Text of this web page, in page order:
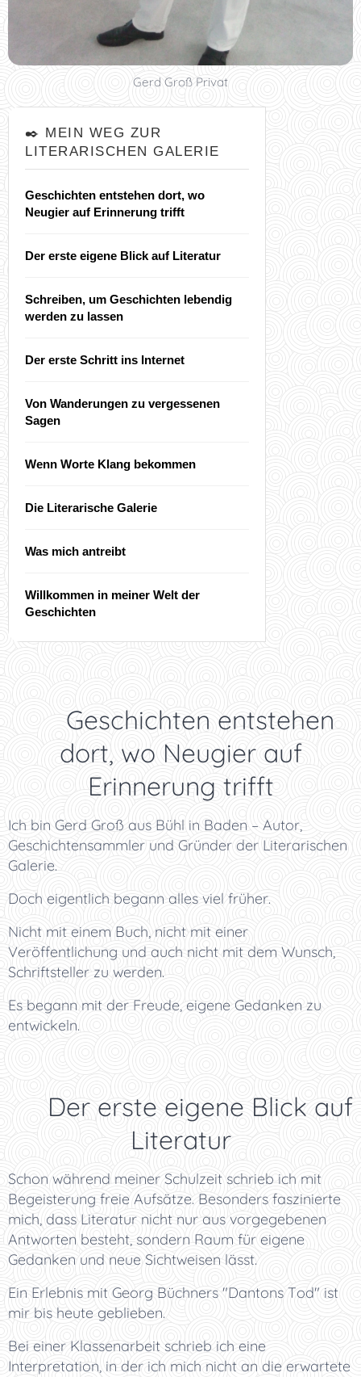
Gerd Groß Privat
✒️ MEIN WEG ZUR
LITERARISCHEN GALERIE
Geschichten entstehen dort, wo
Neugier auf Erinnerung trifft
Der erste eigene Blick auf Literatur
Schreiben, um Geschichten lebendig
werden zu lassen
Der erste Schritt ins Internet
Von Wanderungen zu vergessenen
Sagen
Wenn Worte Klang bekommen
Die Literarische Galerie
Was mich antreibt
Willkommen in meiner Welt der
Geschichten
🕯️ Geschichten entstehen
dort, wo Neugier auf
Erinnerung trifft
Ich bin Gerd Groß aus Bühl in Baden – Autor,
Geschichtensammler und Gründer der Literarischen
Galerie.
Doch eigentlich begann alles viel früher.
Nicht mit einem Buch, nicht mit einer
Veröffentlichung und auch nicht mit dem Wunsch,
Schriftsteller zu werden.
Es begann mit der Freude, eigene Gedanken zu
entwickeln.
👁️ Der erste eigene Blick auf
Literatur
Schon während meiner Schulzeit schrieb ich mit
Begeisterung freie Aufsätze. Besonders faszinierte
mich, dass Literatur nicht nur aus vorgegebenen
Antworten besteht, sondern Raum für eigene
Gedanken und neue Sichtweisen lässt.
Ein Erlebnis mit Georg Büchners "Dantons Tod" ist
mir bis heute geblieben.
Bei einer Klassenarbeit schrieb ich eine
Interpretation, in der ich mich nicht an die erwartete